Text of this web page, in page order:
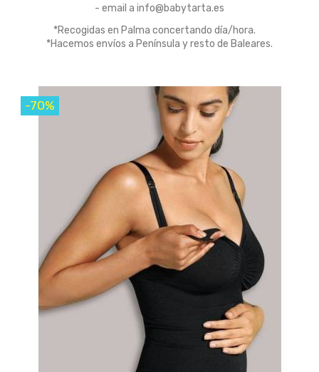
- email a info@babytarta.es
*Recogidas en Palma concertando día/hora.
*Hacemos envíos a Península y resto de Baleares.
-70%